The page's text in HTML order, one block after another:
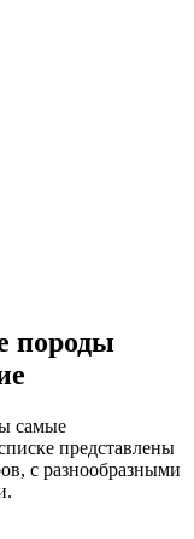
породы
самые
представлены
с разнообразными